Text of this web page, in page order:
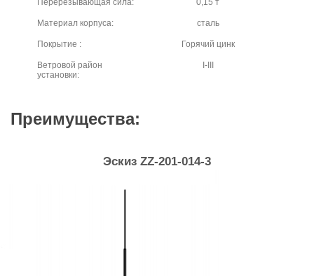
Перерезывающая сила: 0,15 т
Материал корпуса: сталь
Покрытие : Горячий цинк
Ветровой район
установки:
I-III
Преимущества:
Эскиз ZZ-201-014-3